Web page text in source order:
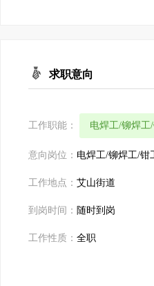
求职意向
工作职能： 电焊工/铆焊工
意向岗位： 电焊工/铆焊工/钳
工作地点： 艾山街道
到岗时间： 随时到岗
工作性质： 全职